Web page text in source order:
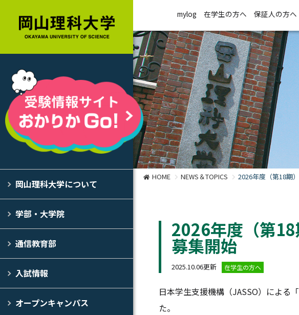
岡山理科大学について
学部・大学院
通信教育部
入試情報
オープンキャンパス
mylog 在学生の方へ 保証人の方へ
HOME NEWS＆TOPICS 2026年度（第18期
2026年度（第
募集開始
2025.10.06更新 在学生の方へ
日本学生支援機構（JASSO）による
た。